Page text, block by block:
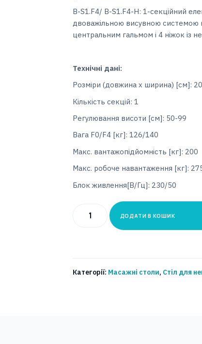
B-S1.F4/ B-S1.F4-H: 1-секційний
двоважільною висувною системою
центральним гальмом і 4 ніжок із
Технічні дані:
Розміри (довжина x ширина) [см]:
Кількість секцій: 1
Регулювання висоти [см]: 50-99
Вага F0/F4 [кг]: 126/140
Макс. вантажопідйомність [кг]: 200
Макс. робоче навантаження [кг]:
Блок живлення[В/Гц]: 230/50
Тип:
ДОДАТИ В КОШИК
Категорії: Масажні столи, Стіл для